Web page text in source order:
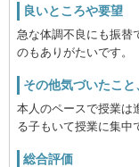
良いところや要望
急な体調不良にも振替
のもありがたいです。
その他気づいたこと
本人のペースで授業は
る子もいて授業に集中
総合評価